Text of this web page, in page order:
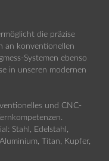
die präzise
an konventionellen
Systemen ebenso
in unseren modernen
und CNC-
Stahl, Edelstahl,
Titan, Kupfer,